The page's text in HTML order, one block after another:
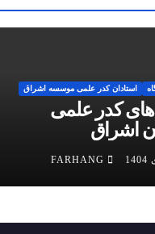
استادان کدر علمی موسسه اشراق
کدر علمی
اشراق
FARHANG